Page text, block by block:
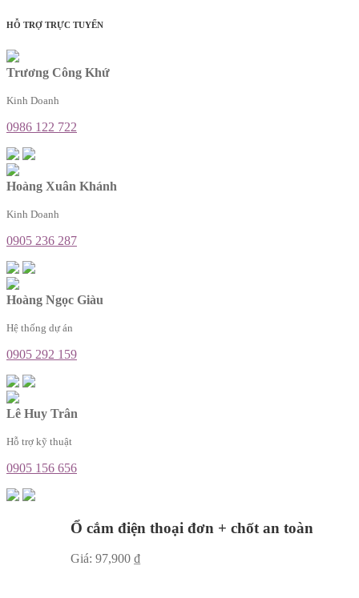
HỖ TRỢ TRỰC TUYẾN
Trương Công Khứ
Kinh Doanh
0986 122 722
Hoàng Xuân Khánh
Kinh Doanh
0905 236 287
Hoàng Ngọc Giàu
Hệ thống dự án
0905 292 159
Lê Huy Trân
Hỗ trợ kỹ thuật
0905 156 656
Ổ cắm điện thoại đơn + chốt an toàn
Giá: 97,900 ₫